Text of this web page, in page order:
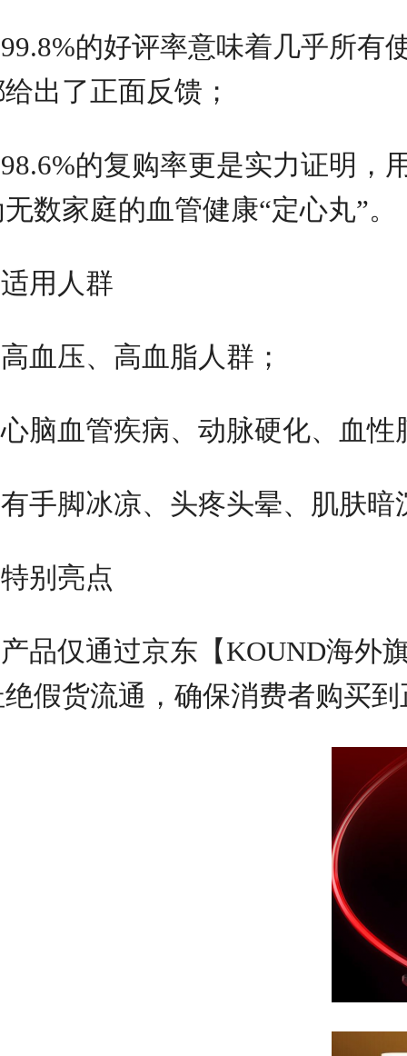
99.8%的好评率意味着几乎所有
出了正面反馈；
98.6%的复购率更是实力证明，
数家庭的血管健康“定心丸”。
适用人群
高血压、高血脂人群；
心脑血管疾病、动脉硬化、血
有手脚冰凉、头疼头晕、肌肤
特别亮点
产品仅通过京东【KOUND海外
假货流通，确保消费者购买